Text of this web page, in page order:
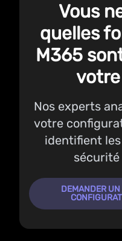
Vous
quelles
M365
Nos experts
votre
identifient
sécurité
DEMANDER